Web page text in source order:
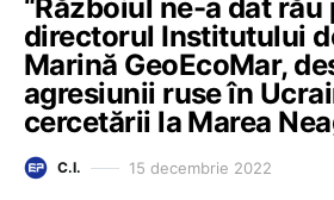
“Războiul ne-a dat rău
directorul Institutului
Marină GeoEcoMar,
agresiunii ruse în
cercetării la Marea
C.I. 15 decembrie 2022